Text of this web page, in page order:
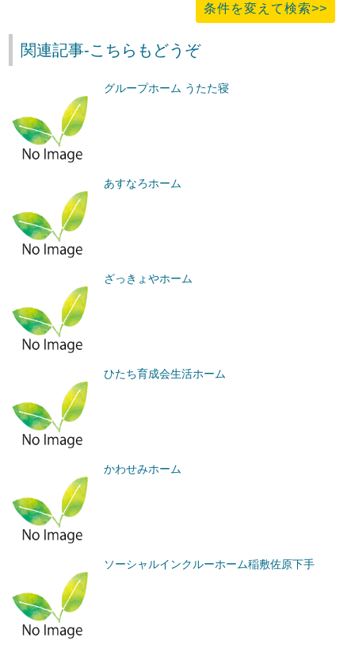
条件を変えて検索>>
関連記事-こちらもどうぞ
グループホーム うたた寝
あすなろホーム
ざっきょやホーム
ひたち育成会生活ホーム
かわせみホーム
ソーシャルインクルーホーム稲敷佐原下手